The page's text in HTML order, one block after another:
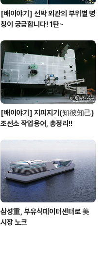
[배이야기] 선박 외관의 부위별 명
칭이 궁금합니다! 1탄~
[배이야기] 지피지기(知彼知己)
조선소 작업용어, 총정리!!
삼성重, 부유식데이터센터로 美
시장 노크